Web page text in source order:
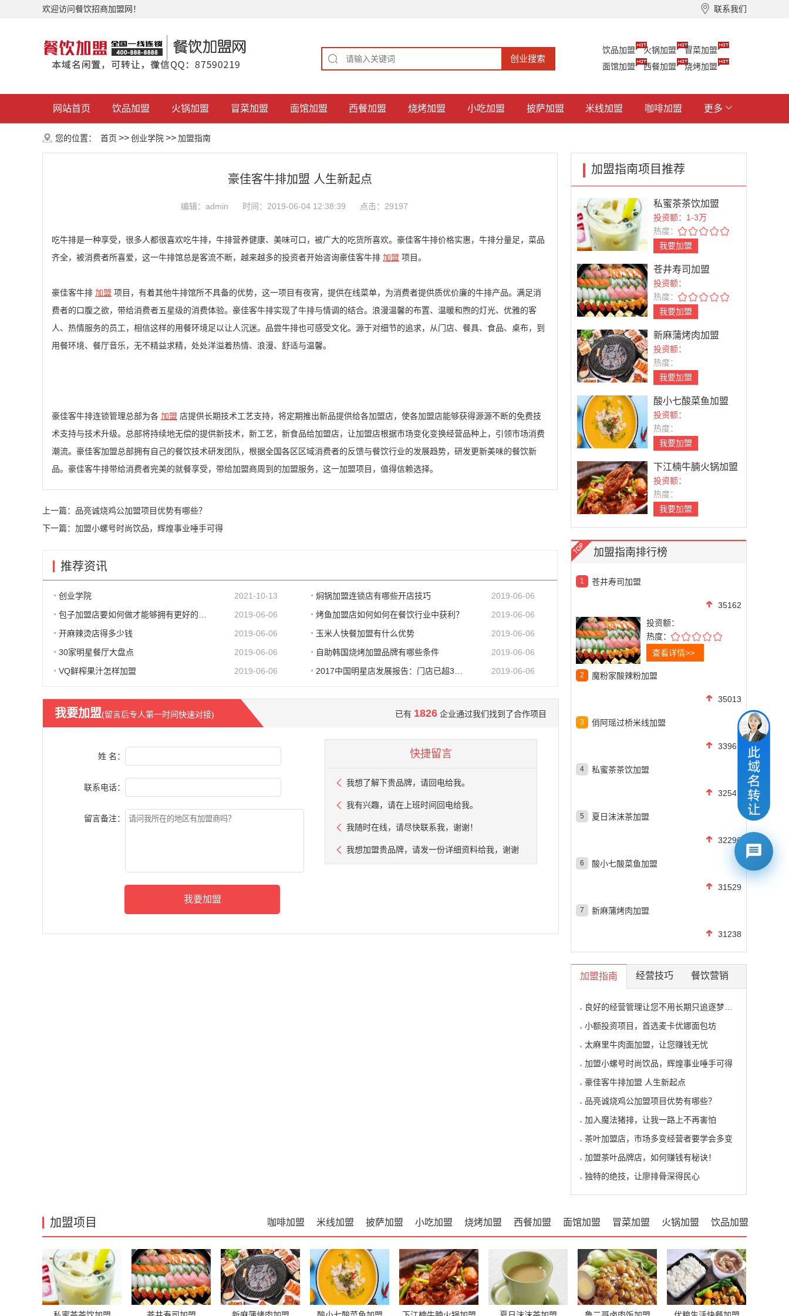
欢迎访问餐饮招商加盟网！ 联系我们
饮品加盟 火锅加盟
冒菜加盟
面馆加盟
西餐加盟 烧烤加盟
网站首页 饮品加盟 火锅加盟 冒菜加盟 面馆加盟 西餐加盟 烧烤加盟 小吃加盟 披萨加盟 米线加盟 咖啡加盟 更多
您的位置： 首页 >>创业学院>>加盟指南
豪佳客牛排加盟 人生新起点
编辑：admin 时间：2019-06-04 12:38:39 点击：29197
吃牛排是一种享受，很多人都很喜欢吃牛排，牛排营养健康、美味可口，被广大的吃货所喜欢。豪佳客牛排价格实惠，牛排分量足，菜品
齐全，被消费者所喜爱，这一牛排馆总是客流不断，越来越多的投资者开始咨询豪佳客牛排 加盟 项目。
豪佳客牛排 加盟 项目，有着其他牛排馆所不具备的优势，这一项目有夜宵，提供在线菜单，为消费者提供质优价廉的牛排产品。满足消
费者的口腹之欲，带给消费者五星级的消费体验。豪佳客牛排实现了牛排与情调的结合。浪漫温馨的布置、温暖和煦的灯光、优雅的客
人、热情服务的员工，相信这样的用餐环境足以让人沉迷。品尝牛排也可感受文化。源于对细节的追求，从门店、餐具、食品、桌布，到
用餐环境、餐厅音乐，无不精益求精，处处洋溢着热情、浪漫、舒适与温馨。
豪佳客牛排连锁管理总部为各 加盟 店提供长期技术工艺支持，将定期推出新品提供给各加盟店，使各加盟店能够获得源源不断的免费技
术支持与技术升级。总部将持续地无偿的提供新技术，新工艺，新食品给加盟店，让加盟店根据市场变化变换经营品种上，引领市场消费
潮流。豪佳客加盟总部拥有自己的餐饮技术研发团队，根据全国各区区域消费者的反馈与餐饮行业的发展趋势，研发更新美味的餐饮新
品。豪佳客牛排带给消费者完美的就餐享受，带给加盟商周到的加盟服务，这一加盟项目，值得信赖选择。
上一篇： 品亮诚烧鸡公加盟项目优势有哪些？
下一篇： 加盟小螺号时尚饮品，辉煌事业唾手可得
推荐资讯
创业学院 2021-10-13 焖锅加盟连锁店有哪些开店技巧
2019-06-06
包子加盟店要如何做才能够拥有更好的生意呢?
2019-06-06 烤鱼加盟店如何如何在餐饮行业中获利？
2019-06-06
开麻辣烫店得多少钱
2019-06-06 玉米人快餐加盟有什么优势
2019-06-06
30家明星餐厅大盘点
2019-06-06 自助韩国烧烤加盟品牌有哪些条件
2019-06-06
VQ鲜榨果汁怎样加盟
2019-06-06 2017中国明星店发展报告：门店已超300家 首选餐饮 2019-06-06
我要加盟(留言后专人第一时间快速对接) 已有 1826 企业通过我们找到了合作项目
姓 名：
联系电话：
留言备注：
快捷留言
我想了解下贵品牌，请回电给我。
我有兴趣，请在上班时间回电给我。
我随时在线，请尽快联系我，谢谢！
我想加盟贵品牌，请发一份详细资料给我，谢谢
加盟指南项目推荐
私蜜茶茶饮加盟
投资额：1-3万
热度：
我要加盟
苍井寿司加盟
投资额：
热度：
我要加盟
新麻蒲烤肉加盟
投资额：
热度：
我要加盟
酸小七酸菜鱼加盟
投资额：
热度：
我要加盟
下江楠牛腩火锅加盟
投资额：
热度：
我要加盟
加盟指南排行榜
1 苍井寿司加盟
35162
投资额：
热度：
查看详情>>
2 魔粉家酸辣粉加盟
35013
3 俏阿瑶过桥米线加盟
33967
4 私蜜茶茶饮加盟
32545
5 夏日沫沫茶加盟
32296
6 酸小七酸菜鱼加盟
31529
7 新麻蒲烤肉加盟
31238
加盟指南 经营技巧 餐饮营销
良好的经营管理让您不用长期只追逐梦想的影子
小额投资项目，首选麦卡优娜面包坊
太麻里牛肉面加盟，让您赚钱无忧
加盟小螺号时尚饮品，辉煌事业唾手可得
豪佳客牛排加盟 人生新起点
品亮诚烧鸡公加盟项目优势有哪些？
加入魔法猪排，让我一路上不再害怕
茶叶加盟店，市场多变经营者要学会多变
加盟茶叶品牌店，如何赚钱有秘诀！
独特的绝技，让廖排骨深得民心
加盟项目 饮品加盟
火锅加盟
冒菜加盟
面馆加盟
西餐加盟
烧烤加盟
小吃加盟
披萨加盟
米线加盟
咖啡加盟